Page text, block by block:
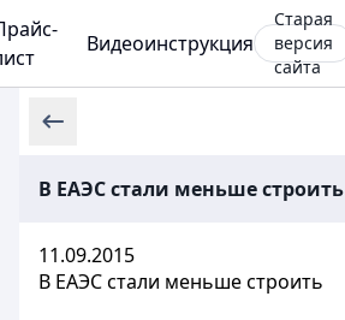
Видеоинструкция
Старая
версия
сайта
В ЕАЭС стали меньше строить
11.09.2015
В ЕАЭС стали меньше строить